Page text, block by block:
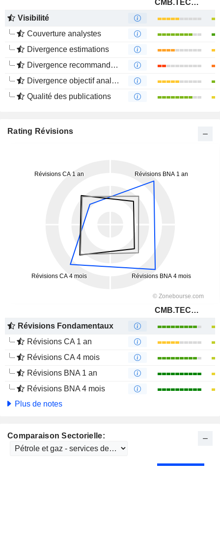
CMB.TECH NV
Visibilité
Couverture analystes
Divergence estimations
Divergence recommandations analystes
Divergence objectif analystes
Qualité des publications
Rating Révisions
CMB.TECH NV
Révisions Fondamentaux
Révisions CA 1 an
Révisions CA 4 mois
Révisions BNA 1 an
Révisions BNA 4 mois
Plus de notes
Comparaison Sectorielle: